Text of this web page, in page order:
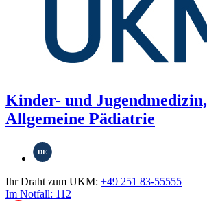
Kinder- und Jugendmedizin,
Allgemeine Pädiatrie
DE
Ihr Draht zum UKM: +49 251 83-55555
Im Notfall: 112